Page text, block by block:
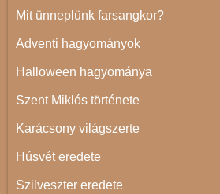
Mit ünneplünk farsangkor?
Adventi hagyományok
Halloween hagyománya
Szent Miklós története
Karácsony világszerte
Húsvét eredete
Szilveszter eredete